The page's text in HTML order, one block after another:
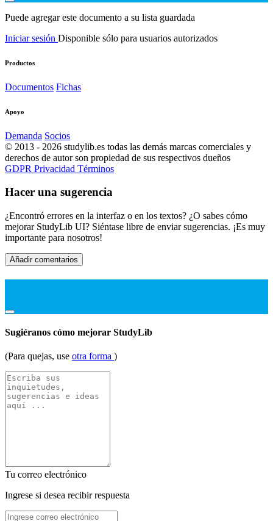
Puede agregar este documento a su lista guardada
Iniciar sesión Disponible sólo para usuarios autorizados
Productos
Documentos Fichas
Apoyo
Demanda Socios
© 2013 - 2026 studylib.es todas las demás marcas comerciales y
derechos de autor son propiedad de sus respectivos dueños
GDPR Privacidad Términos
Hacer una sugerencia
¿Encontró errores en la interfaz o en los textos? ¿O sabes cómo
mejorar StudyLib UI? Siéntase libre de enviar sugerencias. ¡Es muy
importante para nosotros!
Añadir comentarios
Sugiéranos cómo mejorar StudyLib
(Para quejas, use otra forma )
Tu correo electrónico
Ingrese si desea recibir respuesta